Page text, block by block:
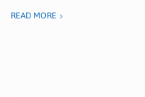
READ MORE